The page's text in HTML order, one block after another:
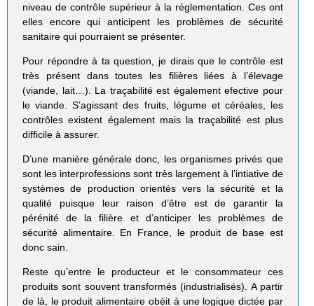
niveau de contrôle supérieur à la réglementation. Ces ont
elles encore qui anticipent les problèmes de sécurité
sanitaire qui pourraient se présenter.
Pour répondre à ta question, je dirais que le contrôle est
très présent dans toutes les filières liées à l’élevage
(viande, lait…). La traçabilité est également efective pour
le viande. S’agissant des fruits, légume et céréales, les
contrôles existent également mais la traçabilité est plus
difficile à assurer.
D’une manière générale donc, les organismes privés que
sont les interprofessions sont très largement à l’intiative de
systèmes de production orientés vers la sécurité et la
qualité puisque leur raison d’être est de garantir la
pérénité de la filière et d’anticiper les problèmes de
sécurité alimentaire. En France, le produit de base est
donc sain.
Reste qu’entre le producteur et le consommateur ces
produits sont souvent transformés (industrialisés). A partir
de là, le produit alimentaire obéit à une logique dictée par